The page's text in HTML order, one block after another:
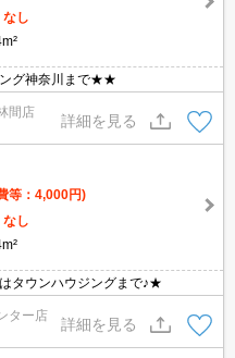
なし
グ神奈川まで★★
間店
詳細を見る
等：4,000円)
なし
タウンハウジングまで♪★
ター店
詳細を見る